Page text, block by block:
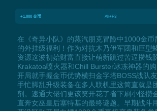
+1,000 金币 Alt+F3
在《奇异小队》的蒸汽朋克冒险中1000金币
的外挂级福利！作为对抗木乃伊军团和巨型
资源这波初始财富直接让萌新跳过苦逼攒钱
Krakatoa喷火器和Chill Burster冰冻神器的
开局就手握金币优势横扫金字塔BOSS战队
手忙脚乱升级装备在多人联机里这简直就是
剂。速通大佬们更该笑开花了省下刷小怪攒
直奔女巫皇后塞特基的最终谜题。早期战斗